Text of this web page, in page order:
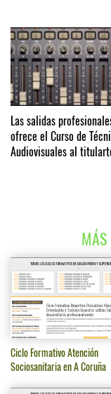
Las salidas
ofrece el Curso de
Audiovisuales al
MÁS
Ciclo Formativo Atención
Sociosanitaria en A Coruña